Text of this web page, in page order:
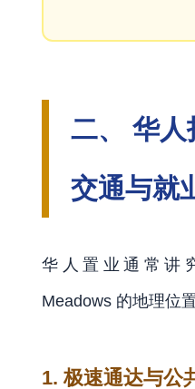
二、 华人
交通与就
华人置业通常讲
Meadows 的地理位
1. 极速通达与公